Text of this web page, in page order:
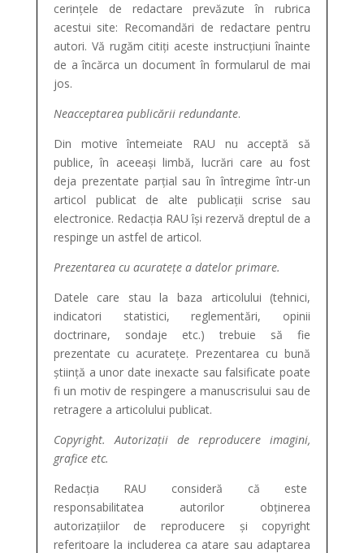
cerințele de redactare prevăzute în rubrica
acestui site: Recomandări de redactare pentru
autori. Vă rugăm citiți aceste instrucțiuni înainte
de a încărca un document în formularul de mai
jos.
Neacceptarea publicării redundante.
Din motive întemeiate RAU nu acceptă să
publice, în aceeași limbă, lucrări care au fost
deja prezentate parțial sau în întregime într-un
articol publicat de alte publicații scrise sau
electronice. Redacția RAU își rezervă dreptul de a
respinge un astfel de articol.
Prezentarea cu acuratețe a datelor primare.
Datele care stau la baza articolului (tehnici,
indicatori statistici, reglementări, opinii
doctrinare, sondaje etc.) trebuie să fie
prezentate cu acuratețe. Prezentarea cu bună
știință a unor date inexacte sau falsificate poate
fi un motiv de respingere a manuscrisului sau de
retragere a articolului publicat.
Copyright. Autorizații de reproducere imagini,
grafice etc.
Redacția RAU consideră că este
responsabilitatea autorilor obținerea
autorizațiilor de reproducere și copyright
referitoare la includerea ca atare sau adaptarea